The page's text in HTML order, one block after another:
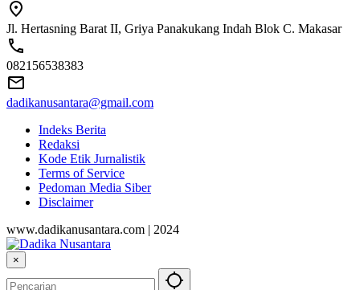
Jl. Hertasning Barat II, Griya Panakukang Indah Blok C. Makasar
082156538383
dadikanusantara@gmail.com
Indeks Berita
Redaksi
Kode Etik Jurnalistik
Terms of Service
Pedoman Media Siber
Disclaimer
www.dadikanusantara.com | 2024
×